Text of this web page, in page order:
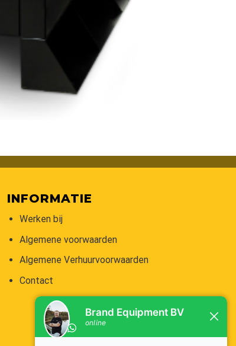
INFORMATIE
Werken bij
Algemene voorwaarden
Algemene Verhuurvoorwaarden
Contact